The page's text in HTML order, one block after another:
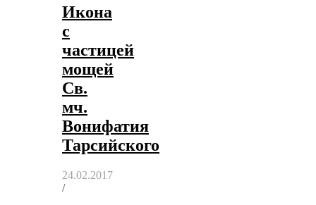
Икона
с
частицей
мощей
Св.
мч.
Вонифатия
Тарсийского
24.02.2017
/